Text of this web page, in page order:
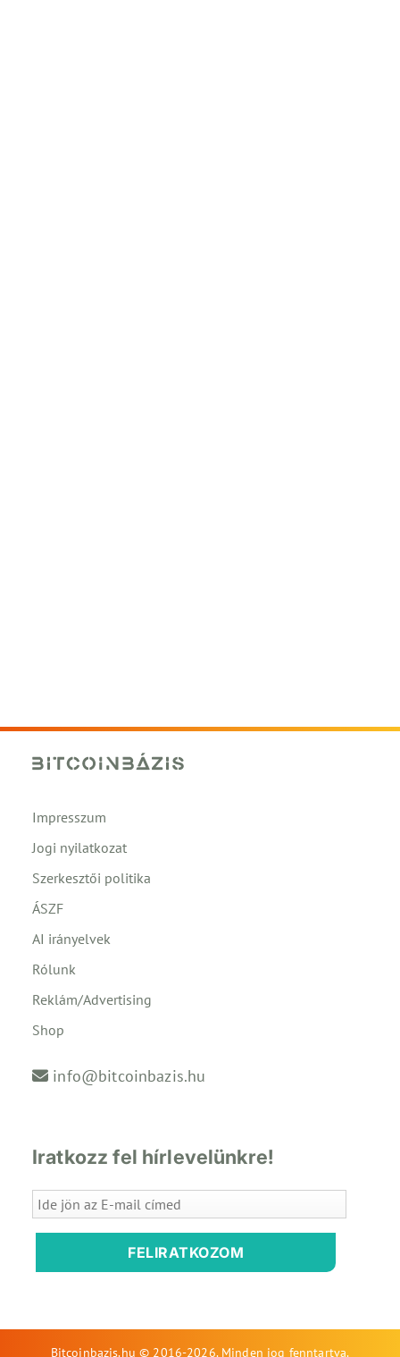
Impresszum
Jogi nyilatkozat
Szerkesztői politika
ÁSZF
AI irányelvek
Rólunk
Reklám/Advertising
Shop
info@bitcoinbazis.hu
Iratkozz fel hírlevelünkre!
FELIRATKOZOM
Bitcoinbazis.hu © 2016-2026. Minden jog fenntartva.